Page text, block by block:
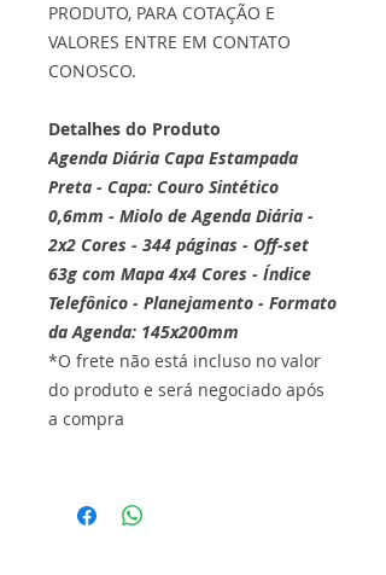
PRODUTO, PARA COTAÇÃO E
VALORES ENTRE EM CONTATO
CONOSCO.
Detalhes do Produto
Agenda Diária Capa Estampada
Preta - Capa: Couro Sintético
0,6mm - Miolo de Agenda Diária -
2x2 Cores - 344 páginas - Off-set
63g com Mapa 4x4 Cores - Índice
Telefônico - Planejamento - Formato
da Agenda: 145x200mm
*O frete não está incluso no valor
do produto e será negociado após
a compra